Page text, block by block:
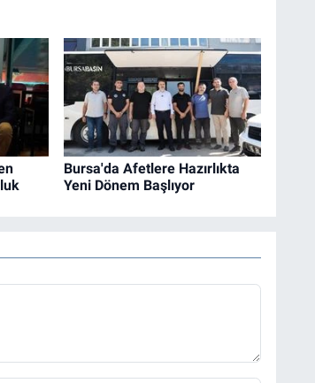
Bursa'da Afetlere Hazırlıkta
Yeni Dönem Başlıyor